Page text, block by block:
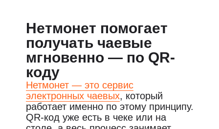
Нетмонет помогает
получать чаевые
мгновенно — по QR-
коду
Нетмонет — это сервис
электронных чаевых, который
работает именно по этому принципу.
QR-код уже есть в чеке или на